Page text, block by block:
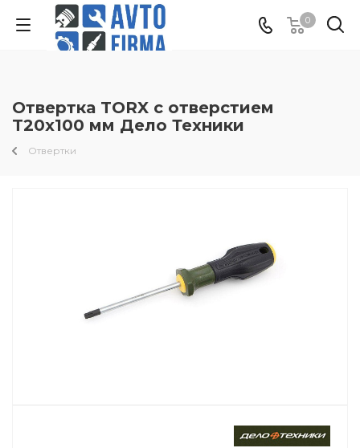
0
Отвертка TORX с отверстием
T20x100 мм Дело Техники
Отвертки